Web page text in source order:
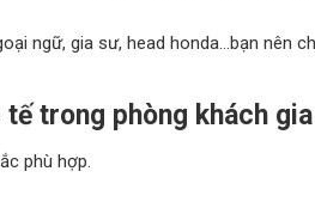
ngữ, gia sư, head honda…bạn nên
trong phòng khách
phù hợp.